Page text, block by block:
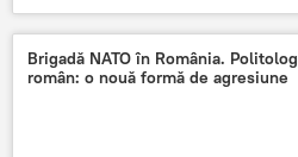
Moldova Candu
Filip
slăbiciune
ceas
Brigadă NATO în România. Politolog
român: o nouă formă de agresiune